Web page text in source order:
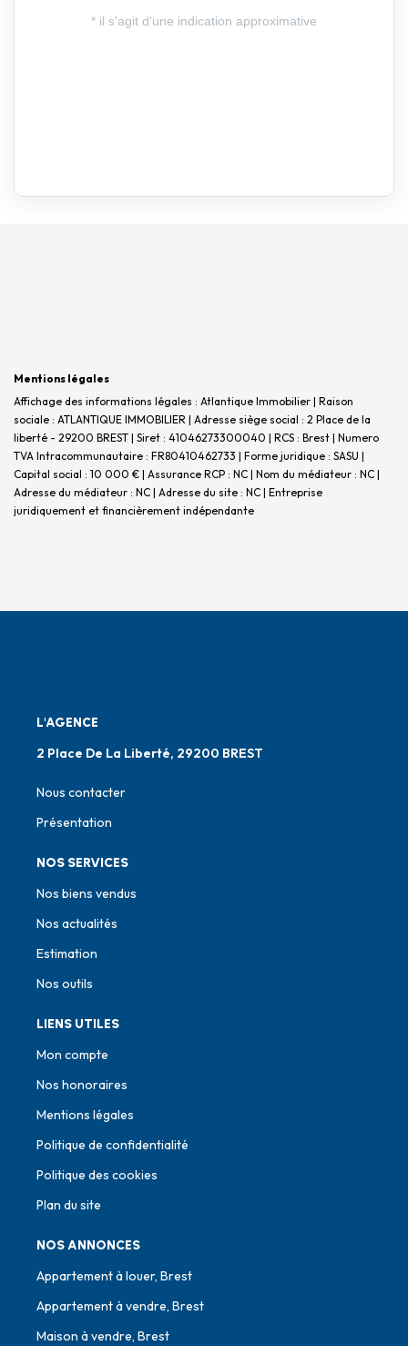
Mentions légales
Affichage des informations légales : Atlantique Immobilier | Raison
sociale : ATLANTIQUE IMMOBILIER | Adresse siège social : 2 Place de la
liberté - 29200 BREST | Siret : 41046273300040 | RCS : Brest | Numero
TVA Intracommunautaire : FR80410462733 | Forme juridique : SASU |
Capital social : 10 000 € | Assurance RCP : NC | Nom du médiateur : NC |
Adresse du médiateur : NC | Adresse du site : NC | Entreprise
juridiquement et financièrement indépendante
L'AGENCE
2 Place De La Liberté, 29200 BREST
Nous contacter
Présentation
NOS SERVICES
Nos biens vendus
Nos actualités
Estimation
Nos outils
LIENS UTILES
Mon compte
Nos honoraires
Mentions légales
Politique de confidentialité
Politique des cookies
Plan du site
NOS ANNONCES
Appartement à louer, Brest
Appartement à vendre, Brest
Maison à vendre, Brest